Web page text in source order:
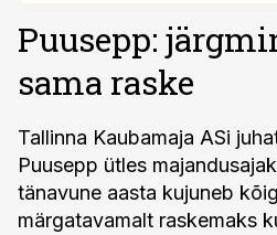
Puusepp:
sama raske
Tallinna Kaubamaja ASi
Puusepp ütles
tänavune aasta kujuneb
märgatavamalt raskemaks